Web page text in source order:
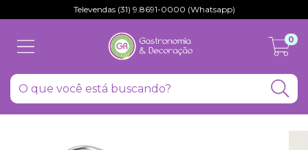
Televendas (31) 9.8691-0000 (Whatsapp)
0